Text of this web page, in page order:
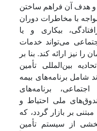
و هدف آن فراهم ساختن
با مخاطرات دوران
بیکاری و یا
می‌تواند خدمات
نیز ارائه کند. بنا بر
بین‌المللی تأمین
شامل برنامه‌های بیمه
برنامه‌های
ملی احتیاط و
بر بازار گردد، که
از سیستم تأمین